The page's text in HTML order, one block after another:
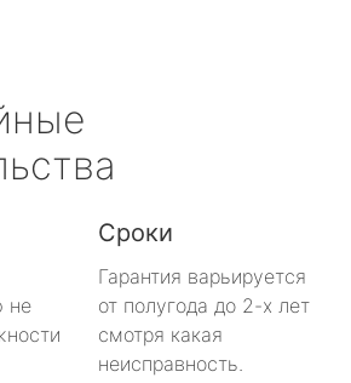
не
Сроки
Гарантия варьируется
от полугода до 2-х лет
смотря какая
неисправность.